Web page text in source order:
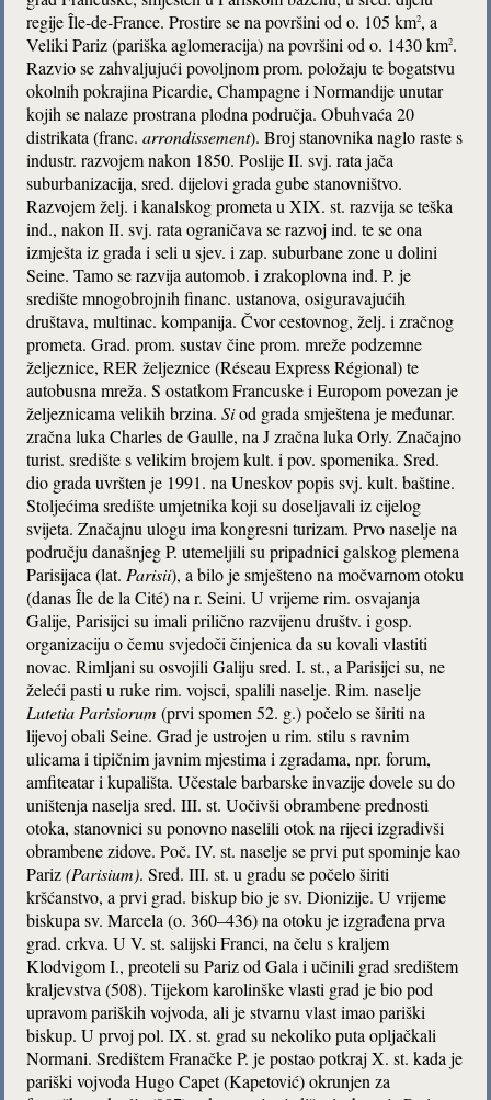
regije Île-de-France. Prostire se na površini od o. 105 km2, a
Veliki Pariz (pariška aglomeracija) na površini od o. 1430 km2.
Razvio se zahvaljujući povoljnom prom. položaju te bogatstvu
okolnih pokrajina Picardie, Champagne i Normandije unutar
kojih se nalaze prostrana plodna područja. Obuhvaća 20
distrikata (franc.arrondissement). Broj stanovnika naglo raste s
industr. razvojem nakon 1850. Poslije II. svj. rata jača
suburbanizacija, sred. dijelovi grada gube stanovništvo.
Razvojem želj. i kanalskog prometa u XIX. st. razvija se teška
ind., nakon II. svj. rata ograničava se razvoj ind. te se ona
izmješta iz grada i seli u sjev. i zap. suburbane zone u dolini
Seine. Tamo se razvija automob. i zrakoplovna ind. P. je
središte mnogobrojnih financ. ustanova, osiguravajućih
društava, multinac. kompanija. Čvor cestovnog, želj. i zračnog
prometa. Grad. prom. sustav čine prom. mreže podzemne
željeznice, RER željeznice (Réseau Express Régional) te
autobusna mreža. S ostatkom Francuske i Europom povezan je
željeznicama velikih brzina.Siod grada smještena je međunar.
zračna luka Charles de Gaulle, na J zračna luka Orly. Značajno
turist. središte s velikim brojem kult. i pov. spomenika. Sred.
dio grada uvršten je 1991. na Uneskov popis svj. kult. baštine.
Stoljećima središte umjetnika koji su doseljavali iz cijelog
svijeta. Značajnu ulogu ima kongresni turizam. Prvo naselje na
području današnjeg P. utemeljili su pripadnici galskog plemena
Parisijaca (lat. Parisii), a bilo je smješteno na močvarnom otoku
(danas Île de la Cité) na r. Seini. U vrijeme rim. osvajanja
Galije, Parisijci su imali prilično razvijenu društv. i gosp.
organizaciju o čemu svjedoči činjenica da su kovali vlastiti
novac. Rimljani su osvojili Galiju sred. I. st., a Parisijci su, ne
želeći pasti u ruke rim. vojsci, spalili naselje. Rim. naselje
Lutetia Parisiorum (prvi spomen 52. g.) počelo se širiti na
lijevoj obali Seine. Grad je ustrojen u rim. stilu s ravnim
ulicama i tipičnim javnim mjestima i zgradama, npr. forum,
amfiteatar i kupališta. Učestale barbarske invazije dovele su do
uništenja naselja sred. III. st. Uočivši obrambene prednosti
otoka, stanovnici su ponovno naselili otok na rijeci izgradivši
obrambene zidove. Poč. IV. st. naselje se prvi put spominje kao
Pariz(Parisium). Sred. III. st. u gradu se počelo širiti
kršćanstvo, a prvi grad. biskup bio je sv. Dionizije. U vrijeme
biskupa sv. Marcela (o. 360–436) na otoku je izgrađena prva
grad. crkva. U V. st. salijski Franci, na čelu s kraljem
Klodvigom I., preoteli su Pariz od Gala i učinili grad središtem
kraljevstva (508). Tijekom karolinške vlasti grad je bio pod
upravom pariških vojvoda, ali je stvarnu vlast imao pariški
biskup. U prvoj pol. IX. st. grad su nekoliko puta opljačkali
Normani. Središtem Franačke P. je postao potkraj X. st. kada je
pariški vojvoda Hugo Capet (Kapetović) okrunjen za